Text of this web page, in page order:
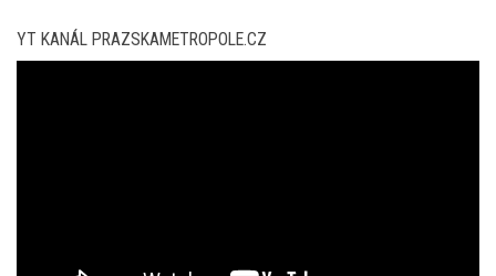
YT KANÁL PRAZSKAMETROPOLE.CZ